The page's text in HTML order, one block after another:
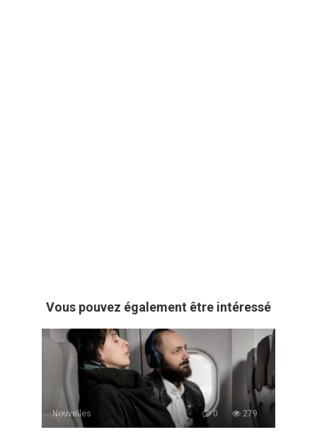
Vous pouvez également être intéressé
Nouvelles 0 279